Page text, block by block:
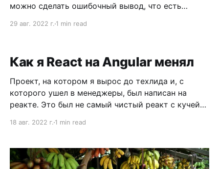
можно сделать ошибочный вывод, что есть
Любой инструмент
29 авг. 2022 г. 1 min read
Как я React на Angular менял
Проект, на котором я вырос до техлида и, с
которого ушел в менеджеры, был написан на
реакте. Это был не самый чистый реакт с кучей
принес, из лучших побуждений — модульность
основанная на IoC.
18 авг. 2022 г. 1 min read